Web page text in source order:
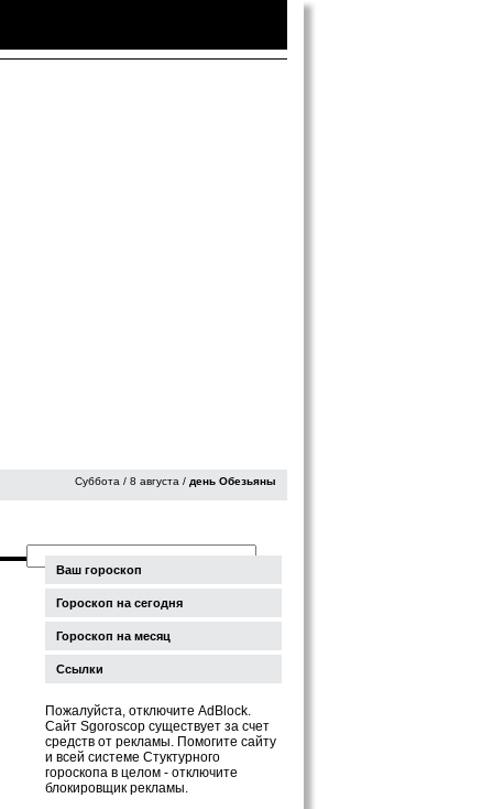
Суббота / 8 августа / день Обезьяны
Ваш гороскоп
Гороскоп на сегодня
Гороскоп на месяц
Ссылки
Пожалуйста, отключите AdBlock.
Сайт Sgoroscop существует за счет
средств от рекламы. Помогите сайту
и всей системе Стуктурного
гороскопа в целом - отключите
блокировщик рекламы.